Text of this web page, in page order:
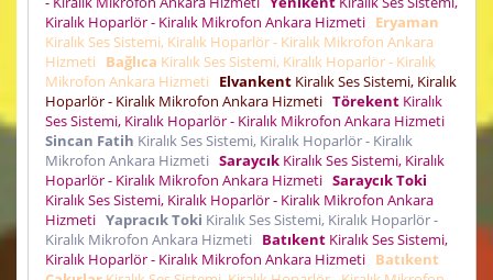
Kiralık Hoparlör - Kiralık Mikrofon Ankara Hizmeti Eryaman
Kiralık Ses Sistemi, Kiralık Hoparlör - Kiralık Mikrofon Ankara
Hizmeti
Bağlıca Kiralık Ses Sistemi, Kiralık Hoparlör - Kiralık
Mikrofon Ankara Hizmeti
Elvankent Kiralık Ses Sistemi, Kiralık
Hoparlör - Kiralık Mikrofon Ankara Hizmeti Törekent Kiralık
Ses Sistemi, Kiralık Hoparlör - Kiralık Mikrofon Ankara Hizmeti
Sincan Fatih Kiralık Ses Sistemi, Kiralık Hoparlör - Kiralık
Mikrofon Ankara Hizmeti Saraycık Kiralık Ses Sistemi, Kiralık
Hoparlör - Kiralık Mikrofon Ankara Hizmeti Saraycık Toki
Kiralık Ses Sistemi, Kiralık Hoparlör - Kiralık Mikrofon Ankara
Hizmeti Yapracık Toki Kiralık Ses Sistemi, Kiralık Hoparlör -
Kiralık Mikrofon Ankara Hizmeti
Batıkent Kiralık Ses Sistemi,
Kiralık Hoparlör - Kiralık Mikrofon Ankara Hizmeti Batıkent